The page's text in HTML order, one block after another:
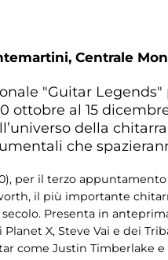
Centrale
"Guitar
ottobre al 15
della
che
per il terzo
il più importante
Presenta in
X, Steve Vai e dei
come Justin Timberlake